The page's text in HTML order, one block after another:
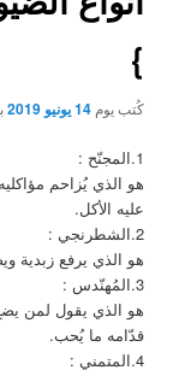
}
كُتب يوم14 يونيو 2019
1.المجنّح :
هو الذي يُزاحم
عليه الأكل.
2.الشطرنجي :
هو الذي يرفع زبدية
3.المُهنّدس :
هو الذي يقول لمن
قدّامه ما يُحب.
4.المتمني :